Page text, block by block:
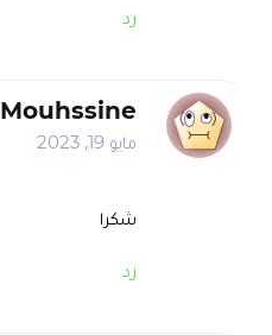
رد
Mouhssine
مايو 19, 2023
شكرا
رد